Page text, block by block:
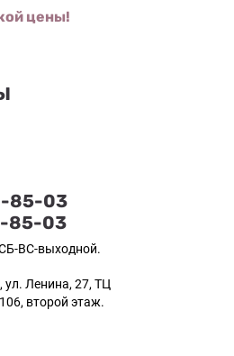
цены!
85-03
85-03
ВС-выходной.
Ленина, 27, ТЦ
второй этаж.